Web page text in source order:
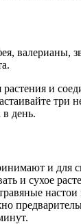
валерианы,
растения и
три
в день.
и для
и сухое